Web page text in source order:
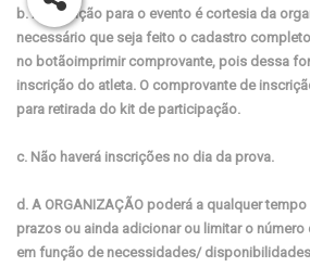
b. A inscrição para o evento é cortesia da
necessário que seja feito o cadastro
no botãoimprimir comprovante, pois dessa
inscrição do atleta. O comprovante de
para retirada do kit de participação.
c. Não haverá inscrições no dia da prova.
d. A ORGANIZAÇÃO poderá a qualquer
prazos ou ainda adicionar ou limitar o número
em função de necessidades/